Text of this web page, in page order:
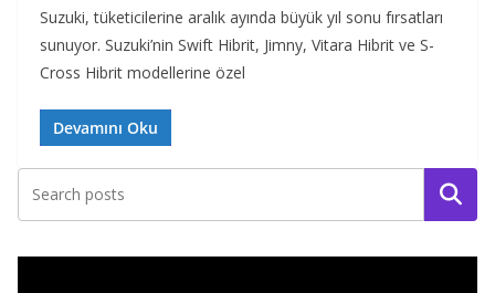
Suzuki, tüketicilerine aralık ayında büyük yıl sonu fırsatları
sunuyor. Suzuki’nin Swift Hibrit, Jimny, Vitara Hibrit ve S-
Cross Hibrit modellerine özel
Devamını Oku
Ara